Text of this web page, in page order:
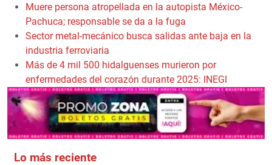
Muere persona atropellada en la autopista México-
Pachuca; responsable se da a la fuga
Sector metal-mecánico busca salidas ante baja en la
industria ferroviaria
Más de 4 mil 500 hidalguenses murieron por
enfermedades del corazón durante 2025: INEGI
Lo más reciente